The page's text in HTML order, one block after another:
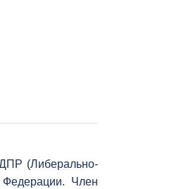
(Либерально-
Федерации. Член